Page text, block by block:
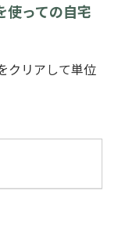
使っての自宅
クリアして単位